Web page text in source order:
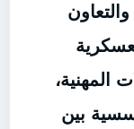
المهنية،
بين